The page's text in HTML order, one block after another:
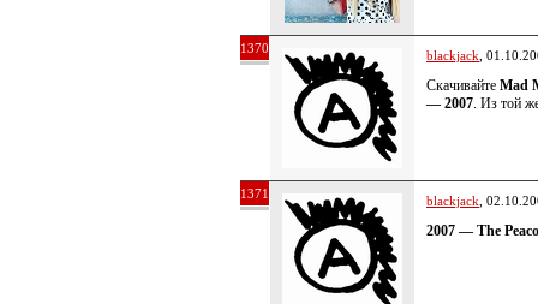
1370 blackjack ,
Скачивайте Mad
— 2007. Из той
1371 blackjack ,
2007 — The